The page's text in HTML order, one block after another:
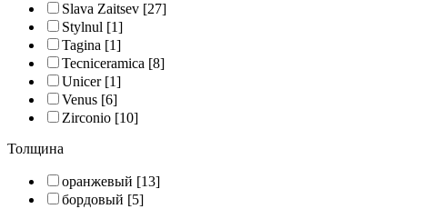
Slava Zaitsev [27]
Stylnul [1]
Tagina [1]
Tecniceramica [8]
Unicer[1]
Venus [6]
Zirconio [10]
Толщина
оранжевый [13]
бордовый [5]